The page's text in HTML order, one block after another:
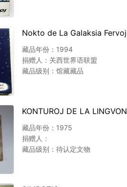
Nokto de La Galaksia
藏品年份：1994
捐赠人：关西世界语联盟
藏品级别：馆藏藏品
KONTUROJ DE LA
藏品年份：1975
捐赠人：
藏品级别：待认定文物